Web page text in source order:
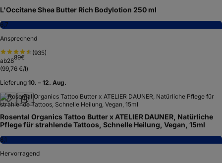
L'Occitane Shea Butter Rich Bodylotion 250 ml
6,7
Ansprechend
(935)
ab2889€
(99,76 €/l)
Lieferung 10. – 12. Aug.
Rosental Organics Tattoo Butter x ATELIER DAUNER, Natürliche
Pflege für strahlende Tattoos, Schnelle Heilung, Vegan, 15ml
8,1
Hervorragend